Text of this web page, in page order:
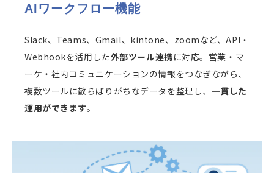
AIワークフロー機能
Slack、Teams、Gmail、kintone、zoomなど、API・
Webhookを活用した外部ツール連携に対応。営業・マ
ーケ・社内コミュニケーションの情報をつなぎながら、
複数ツールに散らばりがちなデータを整理し、 一貫した
運用ができます。